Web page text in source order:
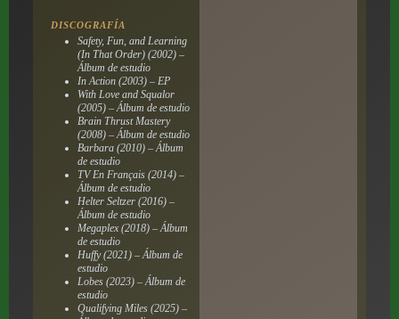
DISCOGRAFÍA
Safety, Fun, and Learning
(In That Order)(2002) –
Álbum de estudio
In Action(2003) – EP
With Love and Squalor
(2005) – Álbum de estudio
Brain Thrust Mastery
(2008) – Álbum de estudio
Barbara(2010) – Álbum
de estudio
TV En Français(2014) –
Álbum de estudio
Helter Seltzer(2016) –
Álbum de estudio
Megaplex(2018) – Álbum
de estudio
Huffy(2021) – Álbum de
estudio
Lobes(2023) – Álbum de
estudio
Qualifying Miles(2025) –